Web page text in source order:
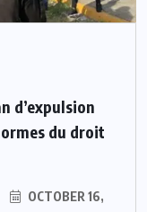
d’expulsion
du droit
OCTOBER 16,